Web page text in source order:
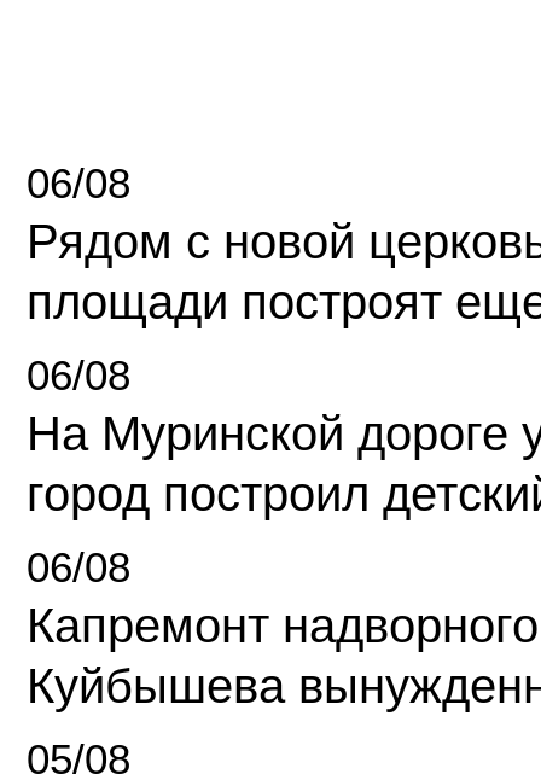
06/08
Рядом с новой
площади построят
06/08
На Муринской дороге
город построил
06/08
Капремонт
Куйбышева
05/08